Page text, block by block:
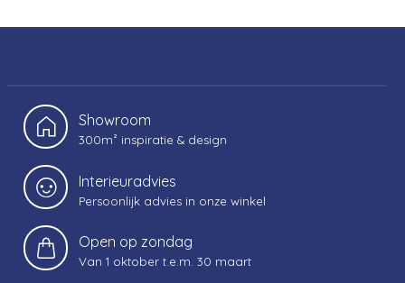
Showroom
300m² inspiratie & design
Interieuradvies
Persoonlijk advies in onze winkel
Open op zondag
Van 1 oktober t.e.m. 30 maart